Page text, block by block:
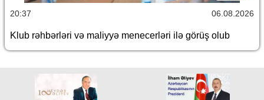
20:37 06.08.2026
Klub rəhbərləri və maliyyə menecerləri ilə görüş olub